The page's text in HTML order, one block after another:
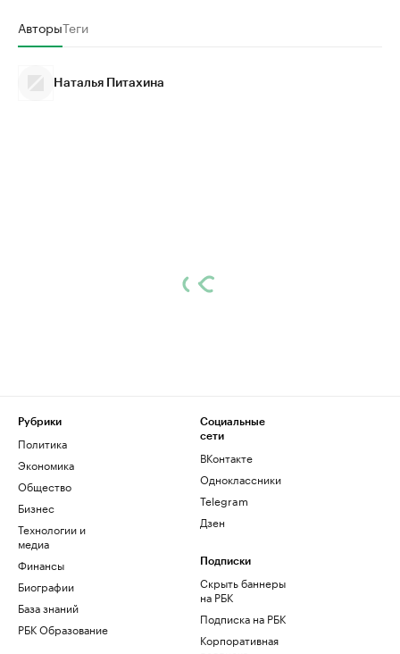
АвторыТеги
Наталья Питахина
Рубрики
Политика
Экономика
Общество
Бизнес
Технологии и
медиа
Финансы
Биографии
База знаний
РБК Образование
Социальные
сети
ВКонтакте
Одноклассники
Telegram
Дзен
Подписки
Скрыть баннеры
на РБК
Подписка на РБК
Корпоративная